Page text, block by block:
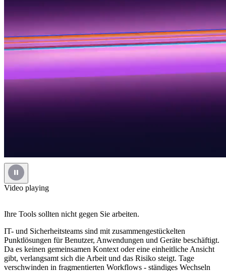
Video playing
Ihre Tools sollten nicht gegen Sie arbeiten.
IT- und Sicherheitsteams sind mit zusammengestückelten
Punktlösungen für Benutzer, Anwendungen und Geräte beschäftigt.
Da es keinen gemeinsamen Kontext oder eine einheitliche Ansicht
gibt, verlangsamt sich die Arbeit und das Risiko steigt. Tage
verschwinden in fragmentierten Workflows - ständiges Wechseln